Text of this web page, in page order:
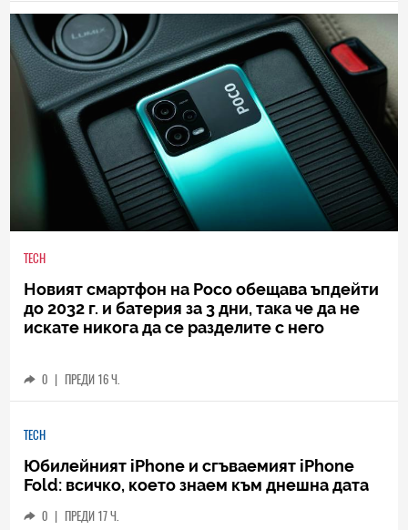
TECH
Новият смартфон на Poco обещава ъпдейти
до 2032 г. и батерия за 3 дни, така че да не
искате никога да се разделите с него
0 | ПРЕДИ 16 Ч.
TECH
Юбилейният iPhone и сгъваемият iPhone
Fold: всичко, което знаем към днешна дата
0 | ПРЕДИ 17 Ч.